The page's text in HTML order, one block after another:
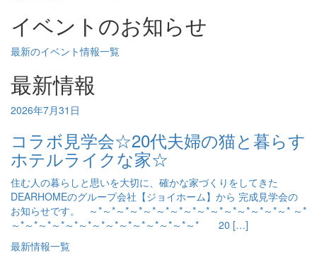
イベントのお知らせ
最新のイベント情報一覧
最新情報
2026年7月31日
コラボ見学会☆20代夫婦の猫と暮らす
ホテルライクな家☆
住む人の暮らしと思いを大切に、確かな家づくりをしてきた
DEARHOMEのグループ会社【ジョイホーム】から 完成見学会の
お知らせです。 ～*～*～*～*～*～*～*～*～*～*～*～*～*～*～* ～*
～*～*～*～*～*～*～*～*～*～*～*～*～*～* 20 […]
最新情報一覧